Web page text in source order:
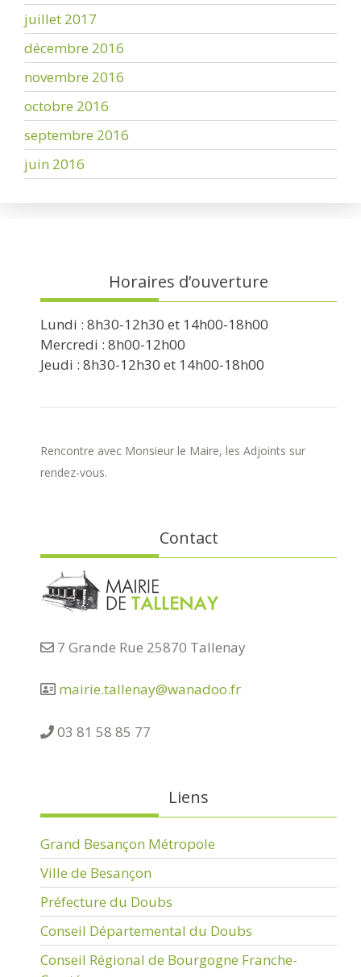
juillet 2017
décembre 2016
novembre 2016
octobre 2016
septembre 2016
juin 2016
Horaires d’ouverture
Lundi : 8h30-12h30 et 14h00-18h00
Mercredi : 8h00-12h00
Jeudi : 8h30-12h30 et 14h00-18h00
Rencontre avec Monsieur le Maire, les Adjoints sur
rendez-vous.
Contact
7 Grande Rue 25870 Tallenay
mairie.tallenay@wanadoo.fr
03 81 58 85 77
Liens
Grand Besançon Métropole
Ville de Besançon
Préfecture du Doubs
Conseil Départemental du Doubs
Conseil Régional de Bourgogne Franche-